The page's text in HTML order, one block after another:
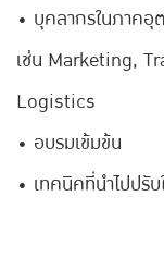
• บุคลากรในภาคอุ
เช่น Marketing,
Logistics
• อบรมเข้มข้น
• เทคนิคที่นำไปปรั